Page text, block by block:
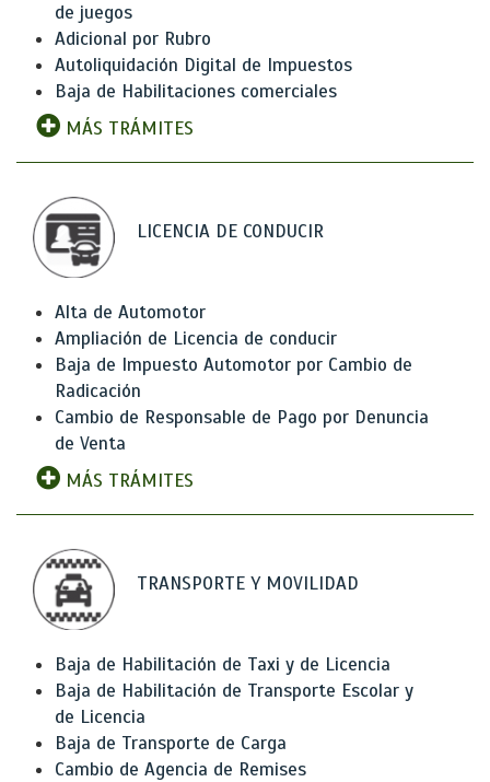
de juegos
Adicional por Rubro
Autoliquidación Digital de Impuestos
Baja de Habilitaciones comerciales
MÁS TRÁMITES
LICENCIA DE CONDUCIR
Alta de Automotor
Ampliación de Licencia de conducir
Baja de Impuesto Automotor por Cambio de
Radicación
Cambio de Responsable de Pago por Denuncia
de Venta
MÁS TRÁMITES
TRANSPORTE Y MOVILIDAD
Baja de Habilitación de Taxi y de Licencia
Baja de Habilitación de Transporte Escolar y
de Licencia
Baja de Transporte de Carga
Cambio de Agencia de Remises